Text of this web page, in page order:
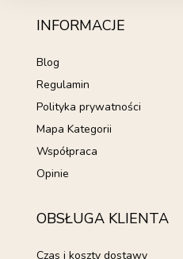
INFORMACJE
Blog
Regulamin
Polityka prywatności
Mapa Kategorii
Współpraca
Opinie
OBSŁUGA KLIENTA
Czas i koszty dostawy